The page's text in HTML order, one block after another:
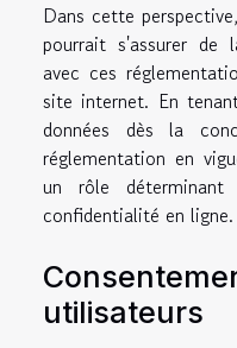
Dans cette
pourrait s'assurer de
avec ces
site internet. En
données dès la
réglementation en
un rôle
confidentialité en ligne.
utilisateurs